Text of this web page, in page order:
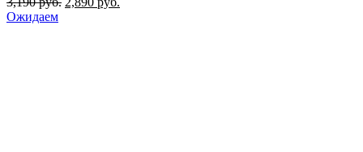
Ожидаем